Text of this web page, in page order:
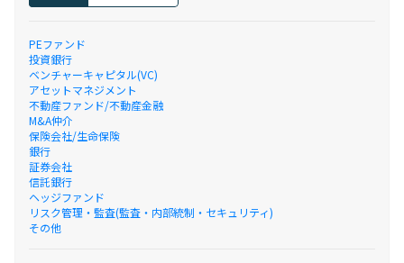
PEファンド
投資銀行
ベンチャーキャピタル(VC)
アセットマネジメント
不動産ファンド/不動産金融
M&A仲介
保険会社/生命保険
銀行
証券会社
信託銀行
ヘッジファンド
リスク管理・監査(監査・内部統制・セキュリティ)
その他